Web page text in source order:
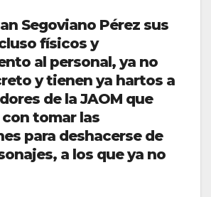
Segoviano Pérez sus
físicos y
al personal, ya no
y tienen ya hartos a
de la JAOM que
tomar las
para deshacerse de
a los que ya no